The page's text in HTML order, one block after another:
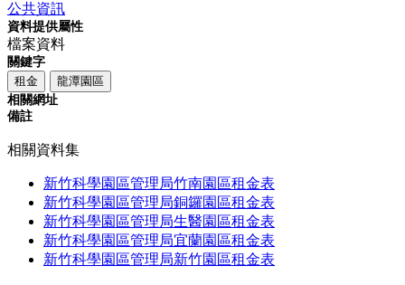
公共資訊
資料提供屬性
檔案資料
關鍵字
租金
龍潭園區
相關網址
備註
相關資料集
新竹科學園區管理局竹南園區租金表
新竹科學園區管理局銅鑼園區租金表
新竹科學園區管理局生醫園區租金表
新竹科學園區管理局宜蘭園區租金表
新竹科學園區管理局新竹園區租金表